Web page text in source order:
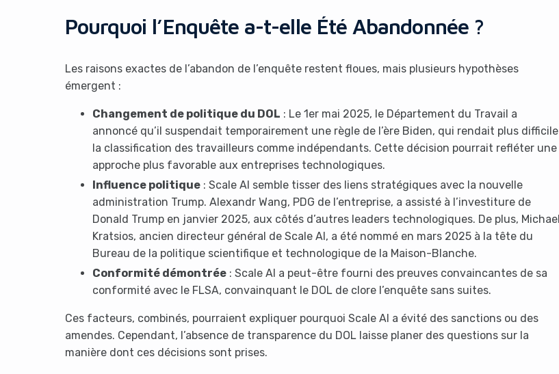
Pourquoi l’Enquête a-t-elle Été Abandonnée ?
Les raisons exactes de l’abandon de l’enquête restent floues, mais plusieurs hypothèses
émergent :
Changement de politique du DOL : Le 1er mai 2025, le Département du Travail a
annoncé qu’il suspendait temporairement une règle de l’ère Biden, qui rendait plus difficile
la classification des travailleurs comme indépendants. Cette décision pourrait refléter une
approche plus favorable aux entreprises technologiques.
Influence politique: Scale AI semble tisser des liens stratégiques avec la nouvelle
administration Trump. Alexandr Wang, PDG de l’entreprise, a assisté à l’investiture de
Donald Trump en janvier 2025, aux côtés d’autres leaders technologiques. De plus, Michael
Kratsios, ancien directeur général de Scale AI, a été nommé en mars 2025 à la tête du
Bureau de la politique scientifique et technologique de la Maison-Blanche.
Conformité démontrée: Scale AI a peut-être fourni des preuves convaincantes de sa
conformité avec le FLSA, convainquant le DOL de clore l’enquête sans suites.
Ces facteurs, combinés, pourraient expliquer pourquoi Scale AI a évité des sanctions ou des
amendes. Cependant, l’absence de transparence du DOL laisse planer des questions sur la
manière dont ces décisions sont prises.